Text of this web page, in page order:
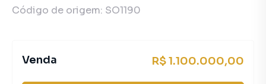
Código de origem: SO1190
Venda R$ 1.100.000,00